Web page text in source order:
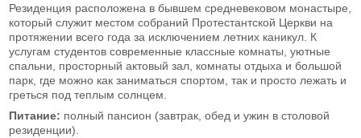
Резиденция расположена в бывшем средневековом монастыре,
который служит местом собраний Протестантской Церкви на
протяжении всего года за исключением летних каникул. К
услугам студентов современные классные комнаты, уютные
спальни, просторный актовый зал, комнаты отдыха и большой
парк, где можно как заниматься спортом, так и просто лежать и
греться под теплым солнцем.
Питание: полный пансион (завтрак, обед и ужин в столовой
резиденции).